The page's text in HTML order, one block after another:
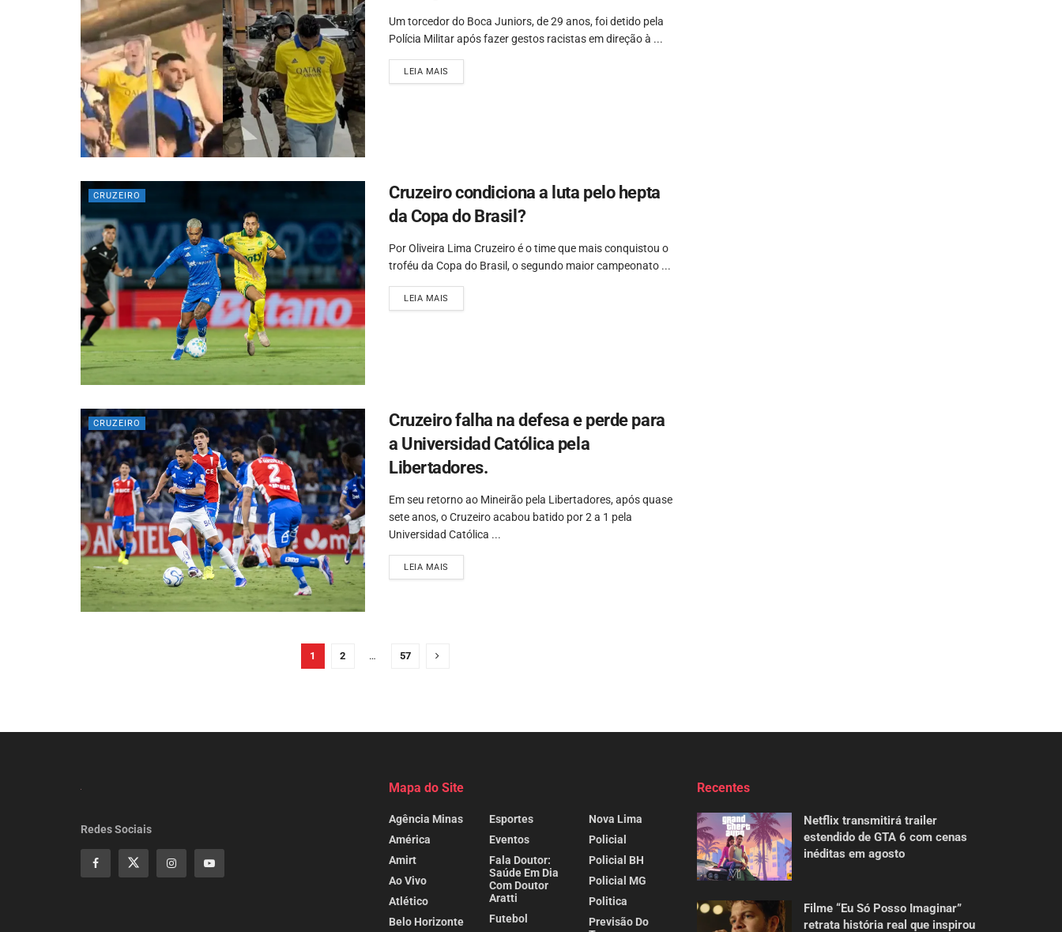
Um torcedor do Boca Juniors, de 29 anos, foi detido pela
Polícia Militar após fazer gestos racistas em direção à ...
LEIA MAIS
CRUZEIRO
Cruzeiro condiciona a luta pelo hepta
da Copa do Brasil?
Por Oliveira Lima Cruzeiro é o time que mais conquistou o
troféu da Copa do Brasil, o segundo maior campeonato ...
LEIA MAIS
CRUZEIRO
Cruzeiro falha na defesa e perde para
a Universidad Católica pela
Libertadores.
Em seu retorno ao Mineirão pela Libertadores, após quase
sete anos, o Cruzeiro acabou batido por 2 a 1 pela
Universidad Católica ...
LEIA MAIS
1 2 … 57
Redes Sociais
Mapa do Site
Agência Minas
América
Amirt
Ao Vivo
Atlético
Belo Horizonte
Esportes
Eventos
Fala Doutor:
Saúde Em Dia
Com Doutor
Aratti
Futebol
Nova Lima
Policial
Policial BH
Policial MG
Politica
Previsão Do
Recentes
Netflix transmitirá trailer
estendido de GTA 6 com cenas
inéditas em agosto
Filme “Eu Só Posso Imaginar”
retrata história real que inspirou